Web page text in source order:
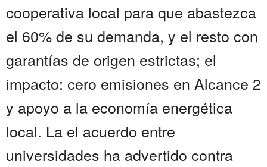
cooperativa local para que abastezca
el 60% de su demanda, y el resto con
garantías de origen estrictas; el
impacto: cero emisiones en Alcance 2
y apoyo a la economía energética
local. La el acuerdo entre
universidades ha advertido contra